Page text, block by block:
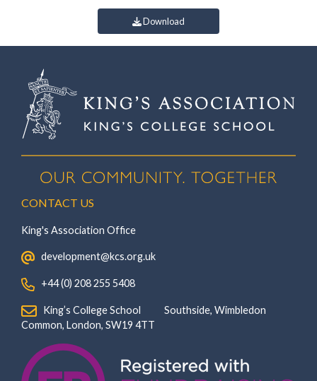
Download
CONTACT US
King's Association Office
‏‏‎ ‎ development@kcs.org.uk
‏‏‎ ‎ +44 (0) 208 255 5408
‎Common, London‎‏‏‎, ‎SW19 4TT